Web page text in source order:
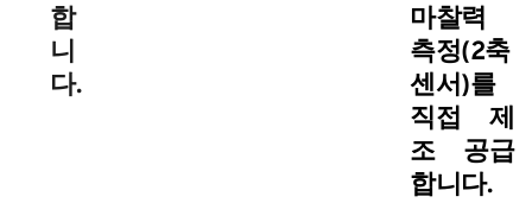
합
니
다.
마찰력
측정(2축
센서)를
직접 제
조 공급
합니다.